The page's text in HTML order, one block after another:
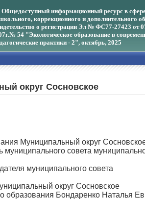
Общедоступный информационный ресурс в
коррекционного и дополнительного
о регистрации Эл № ФС77-27423 от
№ 54 "Экологическое образование в
практики - 2", октябрь, 2025
округ Сосновское
Муниципальный округ
муниципального совета
муниципального совета
округ Сосновское
образования Бондаренко Наталья